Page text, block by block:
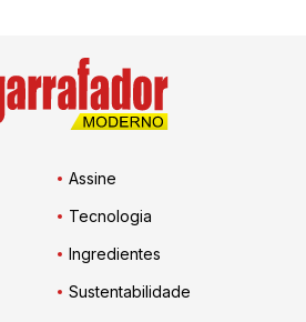
Assine
Tecnologia
Ingredientes
Sustentabilidade